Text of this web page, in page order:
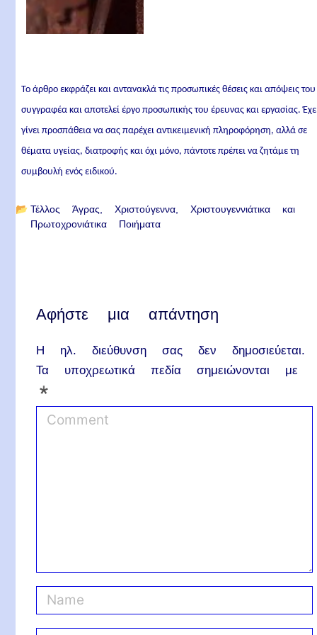
Το άρθρο εκφράζει και αντανακλά τις προσωπικές θέσεις και απόψεις του
συγγραφέα και αποτελεί έργο προσωπικής του έρευνας και εργασίας.
γίνει προσπάθεια να σας παρέχει αντικειμενική πληροφόρηση, αλλά σε
θέματα υγείας, διατροφής και όχι μόνο, πάντοτε πρέπει να ζητάμε τη
συμβουλή ενός ειδικού.
📂 Τέλλος Άγρας Χριστούγεννα
Χριστουγεννιάτικα και
Πρωτοχρονιάτικα Ποιήματα
Αφήστε μια απάντηση
Η ηλ. διεύθυνση σας δεν δημοσιεύεται.
Τα υποχρεωτικά πεδία σημειώνονται με
*
a